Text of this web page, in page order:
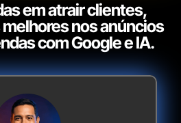
em atrair clientes,
nos anúncios
com Google e IA.